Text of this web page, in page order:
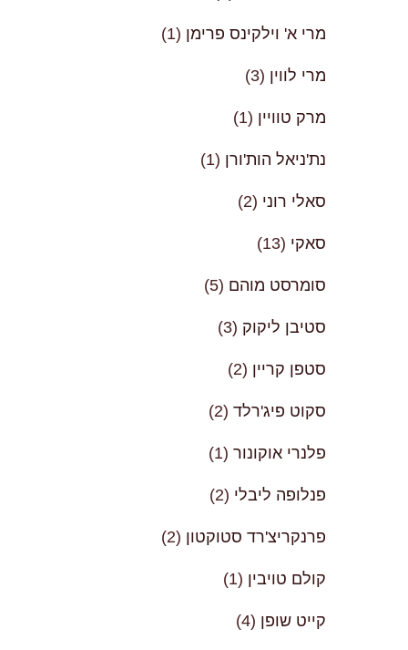
מרי א' וילקינס פרימן (1)
מרי לווין (3)
מרק טוויין (1)
נת'ניאל הות'ורן (1)
סאלי רוני (2)
סאקי (13)
סומרסט מוהם (5)
סטיבן ליקוק (3)
סטפן קריין (2)
סקוט פיג'רלד (2)
פלנרי אוקונור (1)
פנלופה ליבלי (2)
פרנקריצ'רד סטוקטון (2)
קולם טויבין (1)
קייט שופן (4)